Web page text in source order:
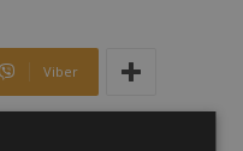
Viber